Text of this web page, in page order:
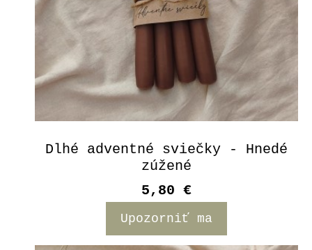
Dlhé adventné sviečky - Hnedé
zúžené
5,80 €
Upozorniť ma